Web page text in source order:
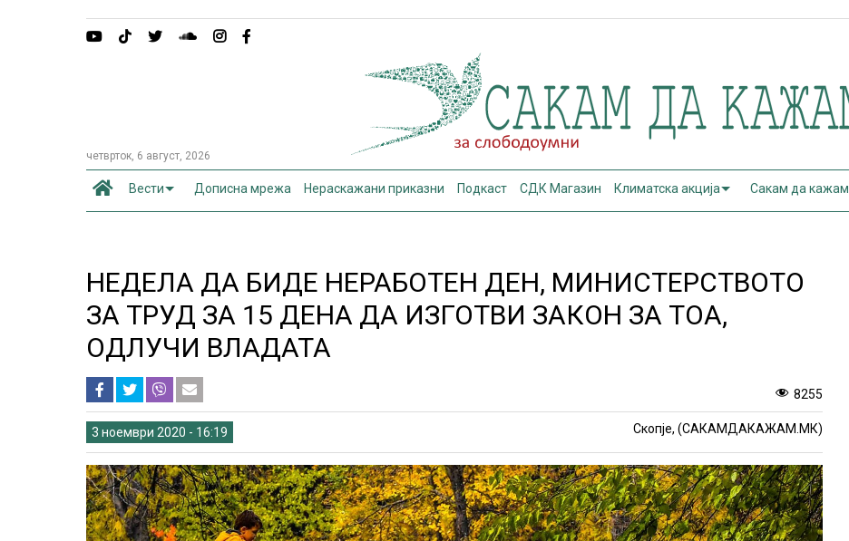
четврток, 6 август, 2026
Вести Дописна мрежа Нераскажани приказни Подкаст СДК Магазин Климатска акција Сакам да кажам
НЕДЕЛА ДА БИДЕ НЕРАБОТЕН ДЕН, МИНИСТЕРСТВОТО
ЗА ТРУД ЗА 15 ДЕНА ДА ИЗГОТВИ ЗАКОН ЗА ТОА,
ОДЛУЧИ ВЛАДАТА
8255
3 ноември 2020 - 16:19 Скопје, (САКАМДАКАЖАМ.МК)